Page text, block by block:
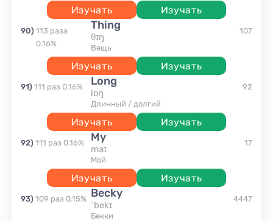
Изучать Изучать
90) 113 раза
0.16%
thing
θɪŋ
вещь
Изучать Изучать
107
91) 111 раз 0.16% long
lɒŋ
длинный / долгий
Изучать Изучать
92
92) 111 раз 0.16% my
maɪ
мой
Изучать Изучать
17
93) 109 раз 0.15% Becky
ˈbekɪ
Бекки
4447